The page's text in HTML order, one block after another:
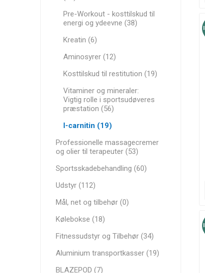
Pre-Workout - kosttilskud til
energi og ydeevne (38)
Kreatin (6)
Aminosyrer (12)
Kosttilskud til restitution (19)
Vitaminer og mineraler:
Vigtig rolle i sportsudøveres
præstation (56)
l-carnitin (19)
Professionelle massagecremer
og olier til terapeuter (53)
Sportsskadebehandling (60)
Udstyr (112)
Mål, net og tilbehør (0)
Kølebokse (18)
Fitnessudstyr og Tilbehør (34)
Aluminium transportkasser (19)
BLAZEPOD (7)